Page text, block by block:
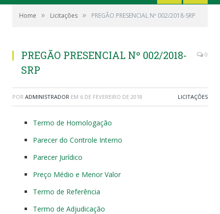
Home » Licitações » PREGÃO PRESENCIAL Nº 002/2018-SRP
PREGÃO PRESENCIAL Nº 002/2018-
SRP
0
POR ADMINISTRADOR EM 6 DE FEVEREIRO DE 2018 LICITAÇÕES
Termo de Homologação
Parecer do Controle Interno
Parecer Jurídico
Preço Médio e Menor Valor
Termo de Referência
Termo de Adjudicação